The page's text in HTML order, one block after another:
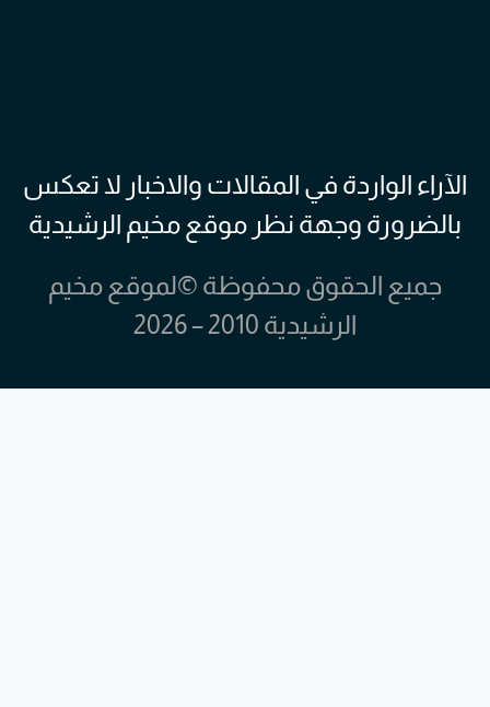
الآراء الواردة في المقالات والاخبار لا تعكس
بالضرورة وجهة نظر موقع مخيم الرشيدية
جميع الحقوق محفوظة ©لموقع مخيم
الرشيدية 2010 – 2026